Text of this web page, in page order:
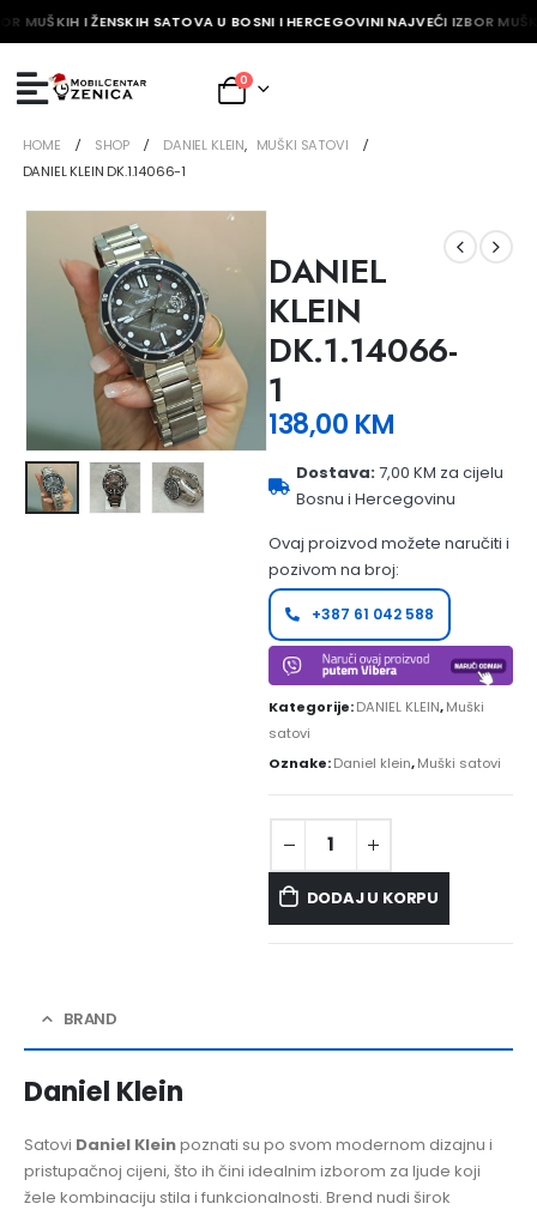
MUŠKIH I ŽENSKIH SATOVA U BOSNI I HERCEGOVINI NAJVEĆI IZBOR
0
HOME SHOP DANIEL KLEIN, MUŠKI SATOVI
DANIEL KLEIN DK.1.14066-1
DANIEL
KLEIN
DK.1.14066-
1
138,00 KM
Dostava:7,00 KM za cijelu
Bosnu i Hercegovinu
Ovaj proizvod možete naručiti i
pozivom na broj:
+387 61 042 588
Kategorije:DANIEL KLEIN,Muški
satovi
Oznake:Daniel klein,Muški satovi
DODAJ U KORPU
BRAND
Daniel Klein
Satovi Daniel Kleinpoznati su po svom modernom dizajnu i
pristupačnoj cijeni, što ih čini idealnim izborom za ljude koji
žele kombinaciju stila i funkcionalnosti. Brend nudi širok